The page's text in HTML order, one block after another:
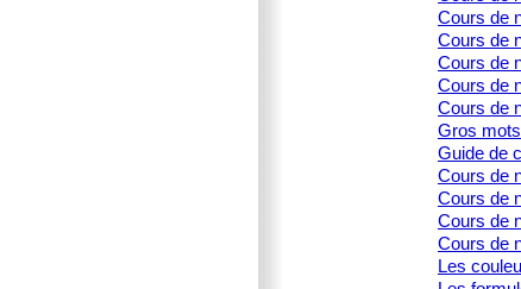
Cours de
Cours de
Cours de
Cours de
Cours de
Gros mots
Guide de
Cours de
Cours de
Cours de
Cours de
Les